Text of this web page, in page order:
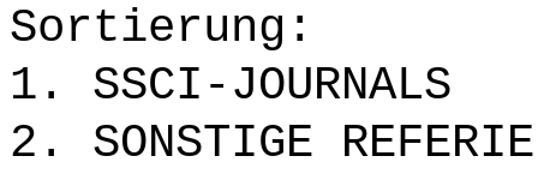
Sortierung:
1. SSCI-JOURNALS
2. SONSTIGE